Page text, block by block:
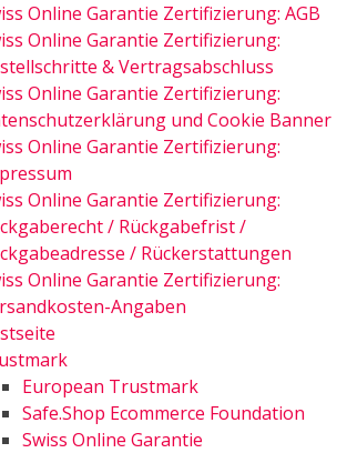
Online Garantie Zertifizierung: AGB
Online Garantie Zertifizierung:
& Vertragsabschluss
Online Garantie Zertifizierung:
und Cookie Banner
Online Garantie Zertifizierung:
Online Garantie Zertifizierung:
/ Rückgabefrist /
/ Rückerstattungen
Online Garantie Zertifizierung:
Angaben
European Trustmark
Safe.Shop Ecommerce Foundation
Swiss Online Garantie